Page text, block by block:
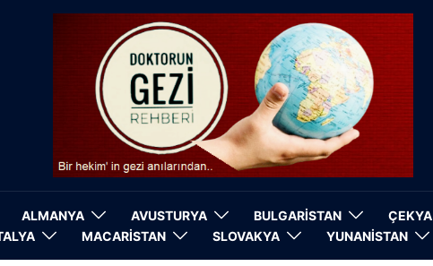
ALMANYA AVUSTURYA BULGARİSTAN ÇEKYA
MACARİSTAN SLOVAKYA YUNANİSTAN